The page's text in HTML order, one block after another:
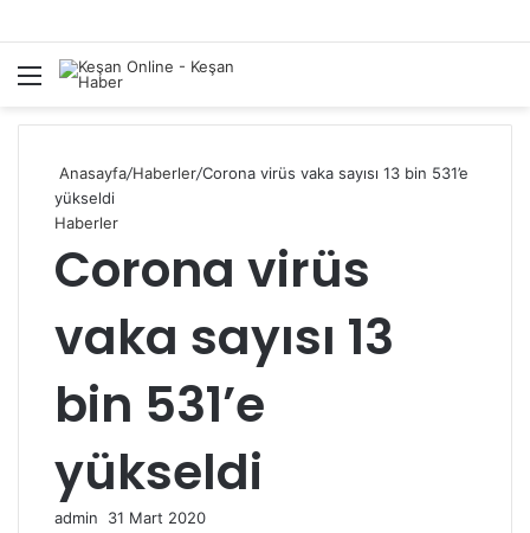
Menü
Anasayfa/Haberler/Corona virüs vaka sayısı 13 bin 531’e
yükseldi
Haberler
Corona virüs
vaka sayısı 13
bin 531’e
yükseldi
admin
Bir
31 Mart 2020